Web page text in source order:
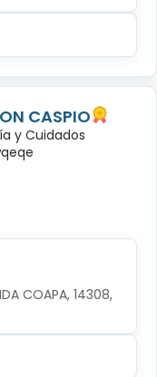
CASPIO
y Cuidados
COAPA, 14308,